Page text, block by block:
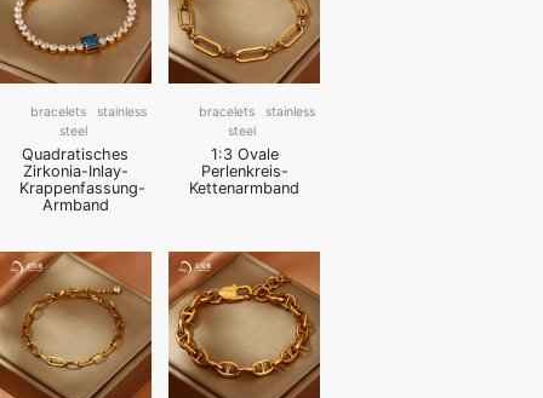
bracelets
stainless
steel
Quadratisches
Zirkonia-Inlay-
Krappenfassung-
Armband
bracelets
stainless
steel
1:3 Ovale
Perlenkreis-
Kettenarmband